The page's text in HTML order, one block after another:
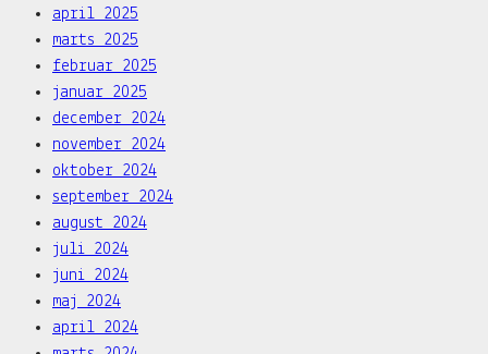
april 2025
marts 2025
februar 2025
januar 2025
december 2024
november 2024
oktober 2024
september 2024
august 2024
juli 2024
juni 2024
maj 2024
april 2024